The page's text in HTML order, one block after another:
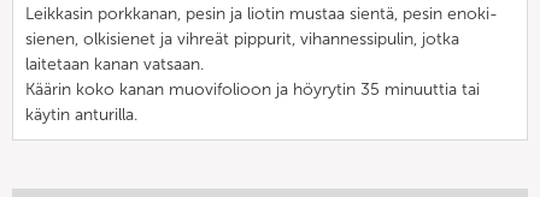
Leikkasin porkkanan, pesin ja liotin mustaa sientä, pesin enoki-
sienen, olkisienet ja vihreät pippurit, vihannessipulin, jotka
laitetaan kanan vatsaan.
Käärin koko kanan muovifolioon ja höyrytin 35 minuuttia tai
käytin anturilla.